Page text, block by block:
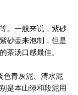
。一般来说，紫砂
砂壶来泡制，但是
茶汤口感最佳。
青灰泥、清水泥
是本山绿和段泥用